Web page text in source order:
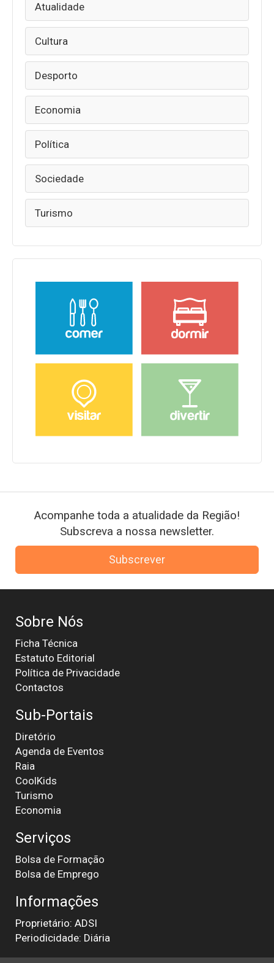
Atualidade
Cultura
Desporto
Economia
Política
Sociedade
Turismo
Acompanhe toda a atualidade da Região!
Subscreva a nossa newsletter.
Subscrever
Sobre Nós
Ficha Técnica
Estatuto Editorial
Política de Privacidade
Contactos
Sub-Portais
Diretório
Agenda de Eventos
Raia
CoolKids
Turismo
Economia
Serviços
Bolsa de Formação
Bolsa de Emprego
Informações
Proprietário: ADSI
Periodicidade: Diária